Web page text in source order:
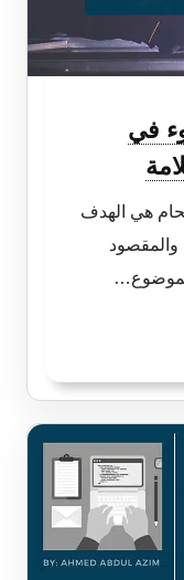
في
هي الهدف
والمقصود